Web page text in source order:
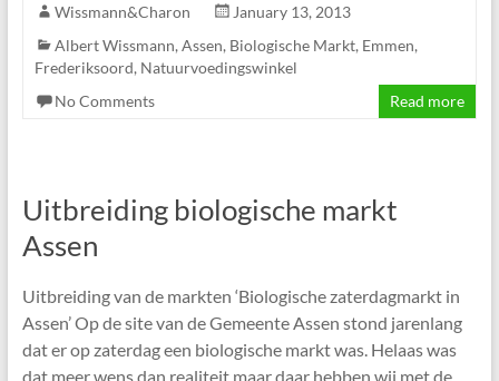
Wissmann&Charon
January 13, 2013
Albert Wissmann, Assen, Biologische Markt, Emmen,
Frederiksoord, Natuurvoedingswinkel
No Comments
Read more
Uitbreiding biologische markt
Assen
Uitbreiding van de markten ‘Biologische zaterdagmarkt in
Assen’ Op de site van de Gemeente Assen stond jarenlang
dat er op zaterdag een biologische markt was. Helaas was
dat meer wens dan realiteit maar daar hebben wij met de